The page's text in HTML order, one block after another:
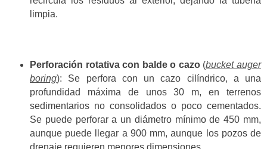
limpia.
Perforación rotativa con balde o cazo(bucket auger
boring): Se perfora con un cazo cilíndrico, a una
profundidad máxima de unos 30 m, en terrenos
sedimentarios no consolidados o poco cementados.
Se puede perforar a un diámetro mínimo de 450 mm,
aunque puede llegar a 900 mm, aunque los pozos de